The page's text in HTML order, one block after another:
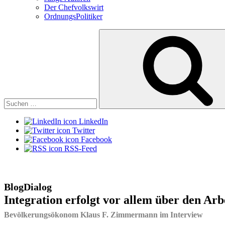
Der Chefvolkswirt
OrdnungsPolitiker
LinkedIn
Twitter
Facebook
RSS-Feed
BlogDialog
Integration erfolgt vor allem über den
Bevölkerungsökonom Klaus F. Zimmermann im Interview